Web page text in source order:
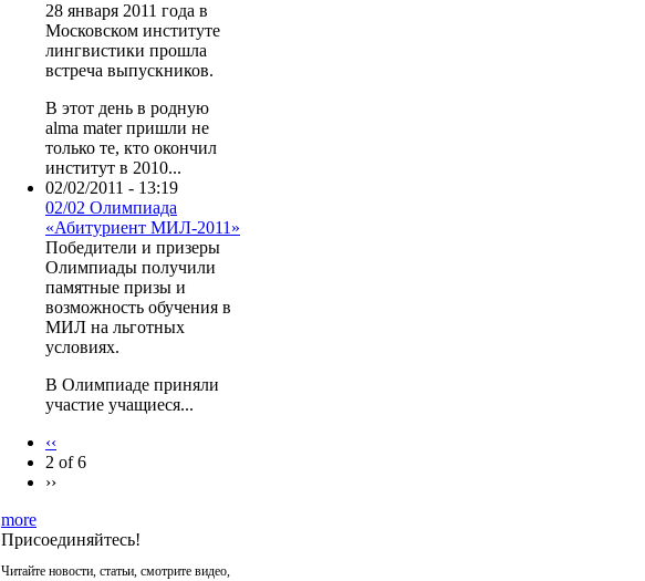
28 января 2011 года в
Московском институте
лингвистики прошла
встреча выпускников.
В этот день в родную
alma mater пришли не
только те, кто окончил
институт в 2010...
02/02/2011 - 13:19
02/02 Олимпиада
«Абитуриент МИЛ-2011»
Победители и призеры
Олимпиады получили
памятные призы и
возможность обучения в
МИЛ на льготных
условиях.
В Олимпиаде приняли
участие учащиеся...
‹‹
2 of 6
››
more
Присоединяйтесь!
Читайте новости, статьи, смотрите видео,